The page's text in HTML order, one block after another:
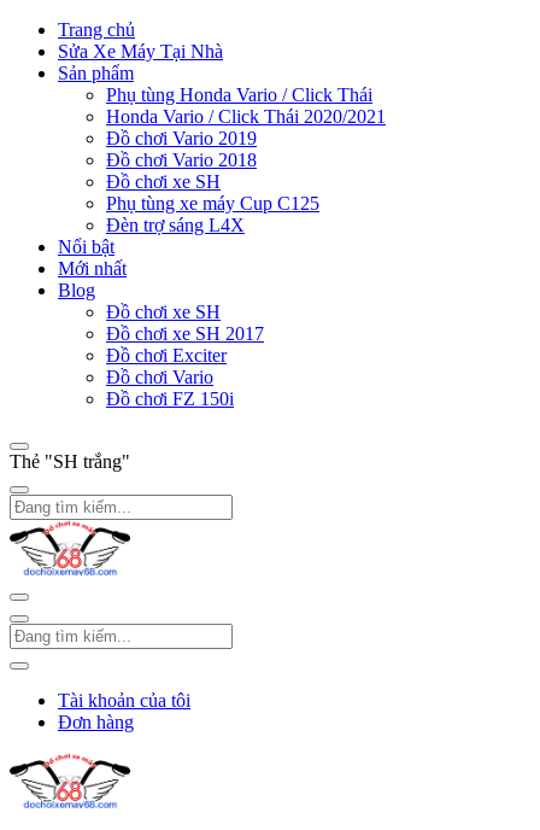
Trang chủ
Sửa Xe Máy Tại Nhà
Sản phẩm
Phụ tùng Honda Vario / Click Thái
Honda Vario / Click Thái 2020/2021
Đồ chơi Vario 2019
Đồ chơi Vario 2018
Đồ chơi xe SH
Phụ tùng xe máy Cup C125
Đèn trợ sáng L4X
Nổi bật
Mới nhất
Blog
Đồ chơi xe SH
Đồ chơi xe SH 2017
Đồ chơi Exciter
Đồ chơi Vario
Đồ chơi FZ 150i
Thẻ "SH trắng"
Tài khoản của tôi
Đơn hàng